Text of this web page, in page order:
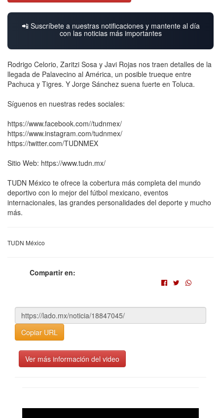
📲 Suscríbete a nuestras notificaciones y mantente al día
con las noticias más importantes
Rodrigo Celorio, Zaritzi Sosa y Javi Rojas nos traen detalles de la
llegada de Palavecino al América, un posible trueque entre
Pachuca y Tigres. Y Jorge Sánchez suena fuerte en Toluca.
Síguenos en nuestras redes sociales:
https://www.facebook.com//tudnmex/
https://www.instagram.com/tudnmex/
https://twitter.com/TUDNMEX
Sitio Web: https://www.tudn.mx/
TUDN México te ofrece la cobertura más completa del mundo
deportivo con lo mejor del fútbol mexicano, eventos
internacionales, las grandes personalidades del deporte y mucho
más.
TUDN México
Compartir en:
Copiar URL
Ver más información del video